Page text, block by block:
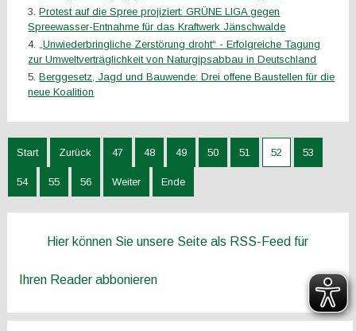
Protest auf die Spree projiziert: GRÜNE LIGA gegen
Spreewasser-Entnahme für das Kraftwerk Jänschwalde
„Unwiederbringliche Zerstörung droht“ - Erfolgreiche Tagung
zur Umweltverträglichkeit von Naturgipsabbau in Deutschland
Berggesetz, Jagd und Bauwende: Drei offene Baustellen für die
neue Koalition
Start Zurück 47 48 49 50 51 52 53
54 55 56 Weiter Ende
Hier können Sie unsere Seite als RSS-Feed für
Ihren Reader abbonieren